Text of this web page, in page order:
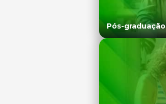
Pós-graduação